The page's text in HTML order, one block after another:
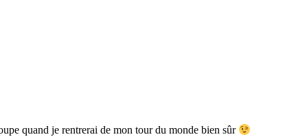
quand je rentrerai de mon tour du monde bien sûr